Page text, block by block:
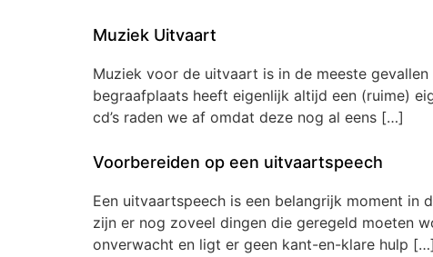
Muziek Uitvaart
Muziek voor de uitvaart is in de meeste
begraafplaats heeft eigenlijk altijd een (ruime)
cd’s raden we af omdat deze nog al eens […]
Voorbereiden op een uitvaartspeech
Een uitvaartspeech is een belangrijk moment
zijn er nog zoveel dingen die geregeld moeten
onverwacht en ligt er geen kant-en-klare hulp […]